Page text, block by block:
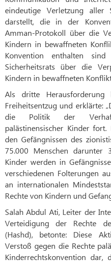
eindeutige Verletzung aller
darstellt, die in der
Amman-Protokoll über die
Kindern in bewaffneten
Konvention enthalten
Sicherheitsrats über die
Kindern in bewaffneten
Als dritte
Freiheitsentzug und erklärte:
die Politik der
palästinensischer Kinder
den Gefängnissen des
75.000 Menschen darunter
Kinder werden in
verschiedenen Folterungen
an internationalen
Rechte von Kindern und
Salah Abdul Ati, Leiter der
Verteidigung der Rechte
(Hashd), betonte: Diese
Verstoß gegen die Rechte
Kinderrechtskonvention dar,